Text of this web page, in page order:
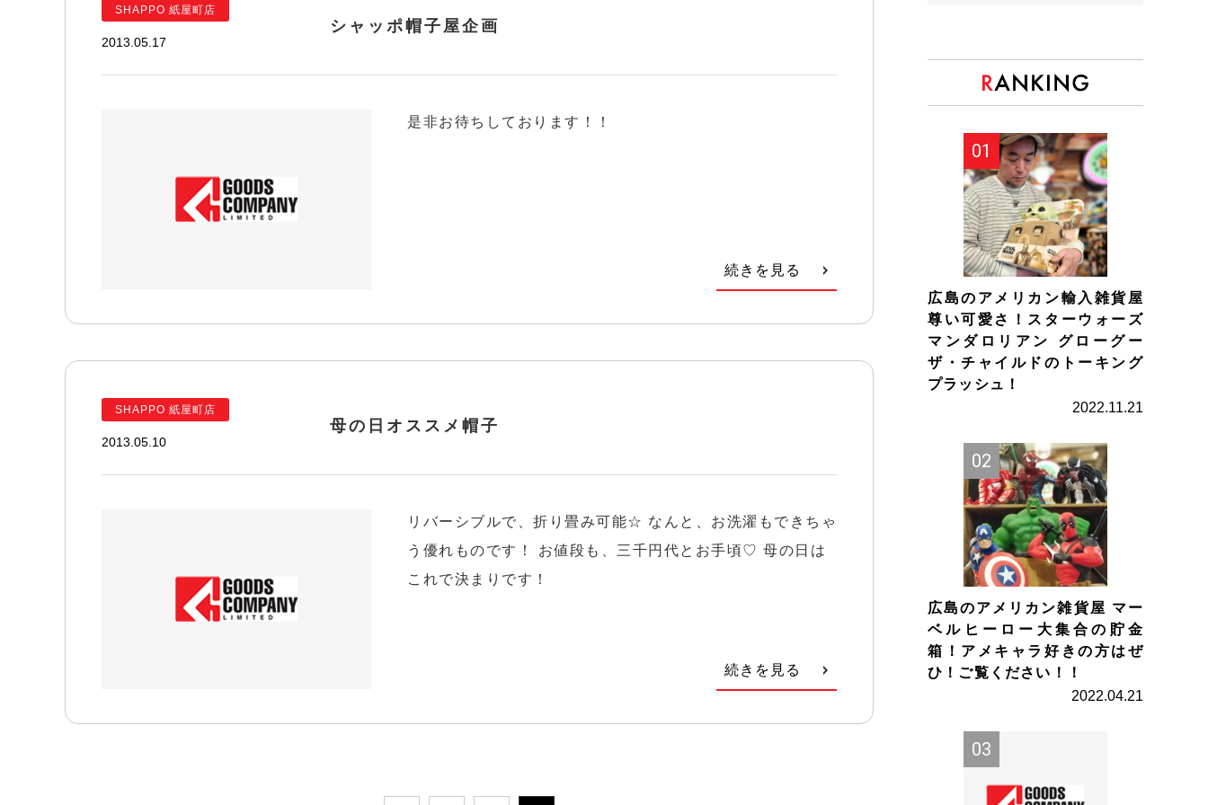
SHAPPO 紙屋町店
2013.05.17
シャッポ帽子屋企画
是非お待ちしております！！
続きを見る
SHAPPO 紙屋町店
2013.05.10
母の日オススメ帽子
リバーシブルで、折り畳み可能☆ なんと、お洗濯もできちゃ
う優れものです！ お値段も、三千円代とお手頃♡ 母の日は
これで決まりです！
続きを見る
広島のアメリカン輸入雑貨屋
尊い可愛さ！スターウォーズ
マンダロリアン グローグー
ザ・チャイルドのトーキング
プラッシュ！
2022.11.21
広島のアメリカン雑貨屋 マー
ベルヒーロー大集合の貯金
箱！アメキャラ好きの方はぜ
ひ！ご覧ください！！
2022.04.21